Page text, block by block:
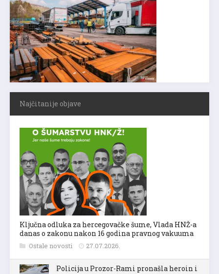
Najčitanije objave
Ključna odluka za hercegovačke šume, Vlada HNŽ-a
danas o zakonu nakon 16 godina pravnog vakuuma
Ostale novosti 27.07.2026.
Policija u Prozor-Rami pronašla heroin i